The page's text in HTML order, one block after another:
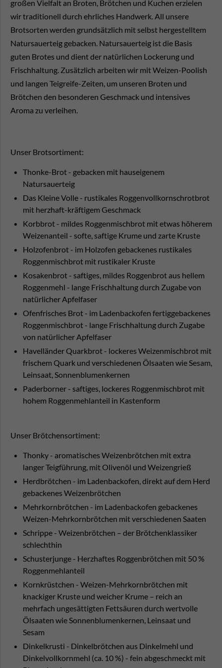
großen Vielfalt an Broten, Brötchen und Kuchen erzielen
wir traditionell durch ehrliches Handwerk. All unsere
Brotsorten werden grundsätzlich mit selbst hergestelltem
Natursauerteig gebacken. Natursauerteig ist die Basis
guten Brotes und dient der natürlichen Lockerung und
Frischhaltung. Zusätzlich arbeiten wir mit Weizen-Poolish
und langen Teigreife-Zeiten, um unseren Broten und
Brötchen den besonderen Geschmack und intensives
Aroma zu verleihen.
Unser Brotsortiment:
Thonke-Brot - gebacken mit hauseigenem
Natursauerteig
Das Kleine Volle - rustikales Roggenvollkornschrotbrot
mit herzhaft-kräftigem Geschmack
Korbbrot - mildes Roggenmischbrot mit etwas höherem
Weizenanteil - softe, saftige Krume und zarte Kruste
Holzofenbrot - im Holzofen gebackenes rustikales
Roggenmischbrot mit rustikaler Kruste
Kosakenbrot - saftiges, mildes Roggenbrot aus hellem
Roggenmehl - lange Frischhaltung durch Zugabe von
natürlicher Apfelfaser
Ofenfrisches Brot - im Ladenbackofen fertiggebackenes
Roggenmischbrot - lange Frischhaltung durch Zugabe
von natürlicher Apfelfaser
Havelländer Quarkbrot - lockeres Weizenmischbrot mit
frischem Quark und verschiedenen Ölsaaten wie Sesam,
Leinsaat, Sonnenblumenkernen
Paderborner - saftiges, lockeres Roggenmischbrot mit
hohem Roggenmehlanteil in Kastenform
Unser Brötchensortiment:
Thonky - aromatisches Weizenbrötchen mit extra
langer Teigführung, mit Olivenöl und Weizengrieß
Herdbrötchen - im Ladenbackofen, direkt auf dem Herd
gebackenes Weizenbrötchen
Mehrkornbrötchen - im Ladenbackofen gebackenes
Weizen-Mehrkornbrötchen mit verschiedenen Saaten
Schrippe - Weizenbrötchen – der Brötchenklassiker
schlechthin
Schusterjunge - Herzhaftes Roggenbrötchen mit 50 %
Roggenmehlanteil
Kornkrüstchen - Weizen-Mehrkornbrötchen mit
knackiger Kruste und weicher Krume – reich an
mehrfach ungesättigten Fettsäuren durch wertvolle
Ölsaaten wie Sonnenblumenkernen, Leinsaat und
Sesam
Dinkelkrusti - Dinkelbrötchen aus Dinkelmehl und
Dinkelvollkornmehl (ca. 10 %) - fein abgeschmeckt mit